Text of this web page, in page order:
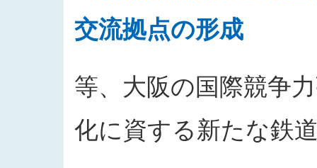
交流拠点の形成
等、大阪の国際競争
化に資する新たな鉄